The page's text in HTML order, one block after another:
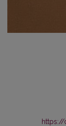
https://